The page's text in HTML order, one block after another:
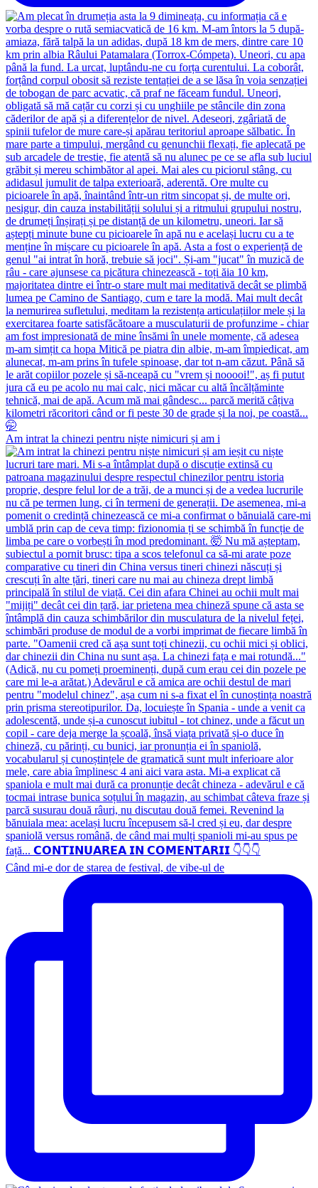
Am intrat la chinezi pentru niște nimicuri și am i
Când mi-e dor de starea de festival, de vibe-ul de